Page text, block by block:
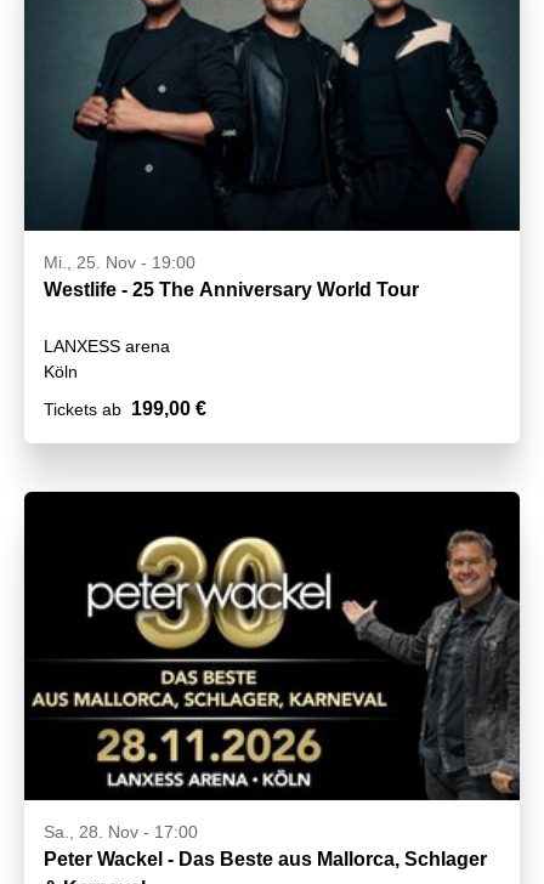
Mi., 25. Nov - 19:00
Westlife - 25 The Anniversary World Tour
LANXESS arena
Köln
Tickets ab 199,00 €
Sa., 28. Nov - 17:00
Peter Wackel - Das Beste aus Mallorca, Schlager